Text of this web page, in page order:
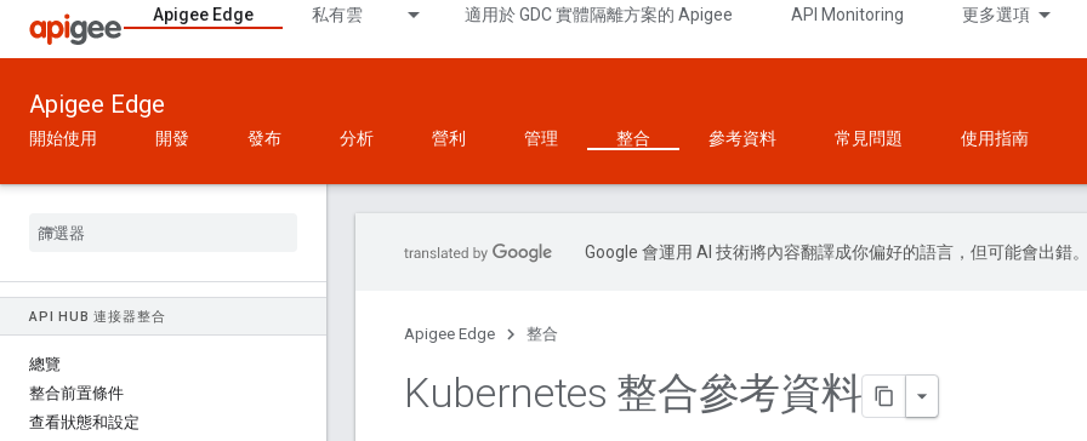
Apigee Edge 私有雲 適用於 GDC 實體隔離方案的 Apigee API Monitoring 更多選項
Apigee Edge
開始使用 開發 發布 分析 營利 管理 整合 參考資料 常見問題 使用指南
API HUB 連接器整合
總覽
整合前置條件
查看狀態和設定
Google 會運用 AI 技術將內容翻譯成你偏好的語言，但可能會出錯
Apigee Edge 整合
Kubernetes 整合參考資料